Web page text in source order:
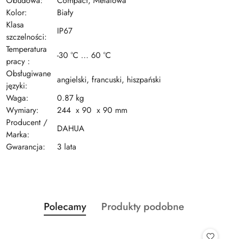
Kolor:
Biały
Klasa
szczelności:
IP67
Temperatura
pracy :
-30 °C ... 60 °C
Obsługiwane
języki:
angielski, francuski, hiszpański
Waga:
0.87 kg
Wymiary:
244 x 90 x 90 mm
Producent /
Marka:
DAHUA
Gwarancja:
3 lata
Pomiń karuzelę produktów
Produkty
o
Polecamy
Produkty
Produkty podobne